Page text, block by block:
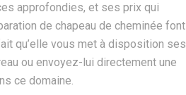
approfondies, et ses prix qui
de chapeau de cheminée font
qu’elle vous met à disposition ses
ou envoyez-lui directement une
ce domaine.